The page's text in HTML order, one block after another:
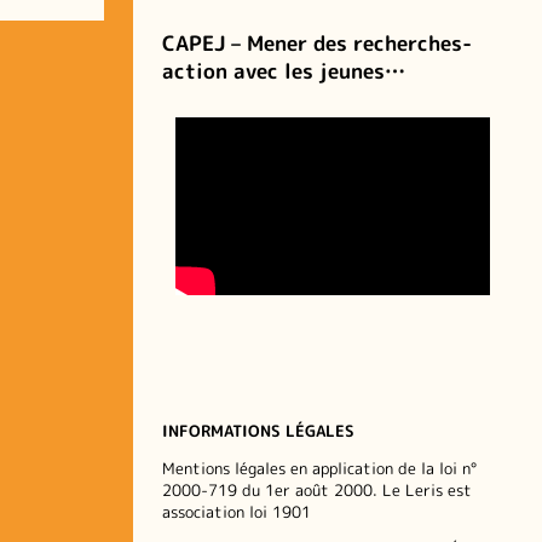
CAPEJ – Mener des recherches-
action avec les jeunes…
INFORMATIONS LÉGALES
Mentions légales en application de la loi n°
2000-719 du 1er août 2000. Le Leris est
association loi 1901